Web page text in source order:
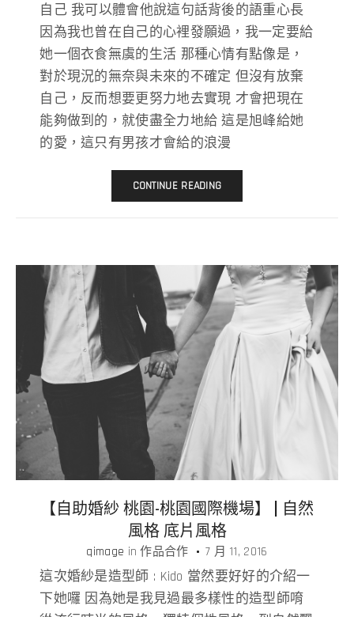
自己 我可以體會他說這句話背後的語重心長
因為我也曾在自己的心裡發願過，我一定要給
她一個衣食無虞的生活 那種心情有點像是，
對於現況的無奈與未來的不確定 但沒有放棄
自己，反而想要更努力地去實現 才會把現在
能夠做到的，就使盡全力地給 這是旭峰給她
的愛，這只有男孩才會給的浪漫
CONTINUE READING
【自助婚紗 桃園-桃園國際機場】 | 自然
風格 底片風格
qimage in作品合作 7 月 11, 2016
這次婚紗是造型師 : Kido 當然要好好的介紹一
下她囉 因為她是我見過最多樣性的造型師唷